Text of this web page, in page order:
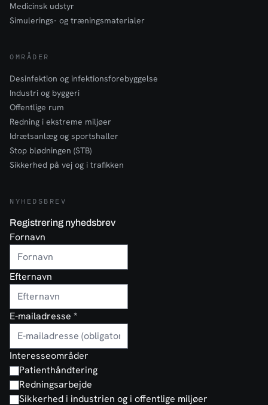
Medicinsk udstyr
Simulerings- og træningsmaterialer
OMRÅDER
Desinfektion og infektionsforebyggelse
Industri og byggeri
Offentlige rum
Redning i ekstreme miljøer
Idrætsanlæg og sportshaller
Stop blødningen (STB)
Sikkerhed på vej og i trafikken
NYHEDSBREV
Registrering nyhedsbrev
Fornavn
Efternavn
E-mailadresse *
Interesseområder
Patienthåndtering
Redningsarbejde
Sikkerhed i industrien og i offentlige miljøer